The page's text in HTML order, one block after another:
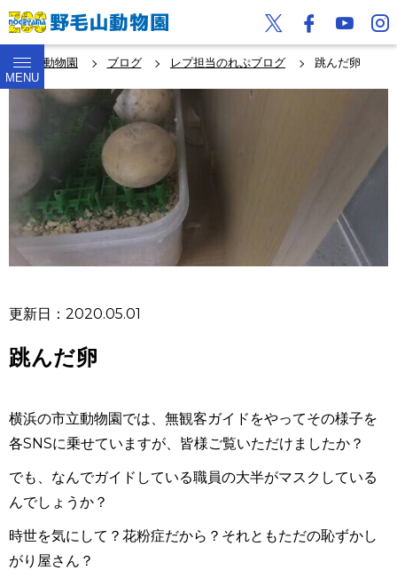
MENU
野毛山動物園 ブログ レプ担当のれぷブログ 跳んだ卵
更新日：2020.05.01
跳んだ卵
横浜の市立動物園では、無観客ガイドをやってその様子を
各SNSに乗せていますが、皆様ご覧いただけましたか？
でも、なんでガイドしている職員の大半がマスクしている
んでしょうか？
時世を気にして？花粉症だから？それともただの恥ずかし
がり屋さん？